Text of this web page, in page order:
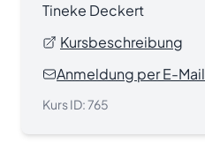
Tineke Deckert
Kursbeschreibung
Anmeldung per E-Mail
Kurs ID:765